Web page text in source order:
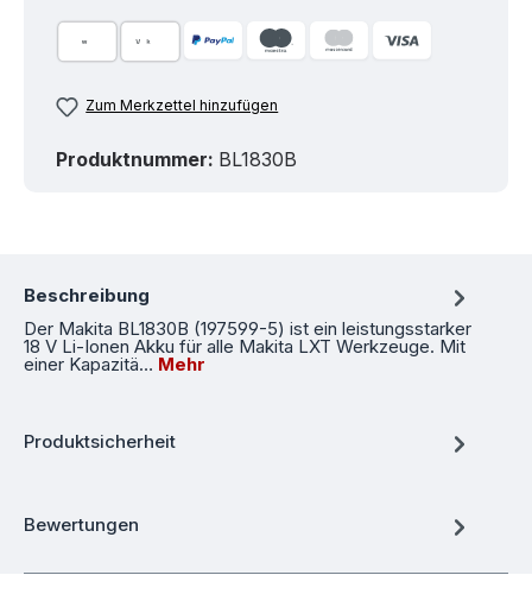
Zum Merkzettel hinzufügen
Produktnummer: BL1830B
Beschreibung
Der Makita BL1830B (197599-5) ist ein leistungsstarker
18 V Li-Ionen Akku für alle Makita LXT Werkzeuge. Mit
einer Kapazitä… Mehr
Produktsicherheit
Bewertungen